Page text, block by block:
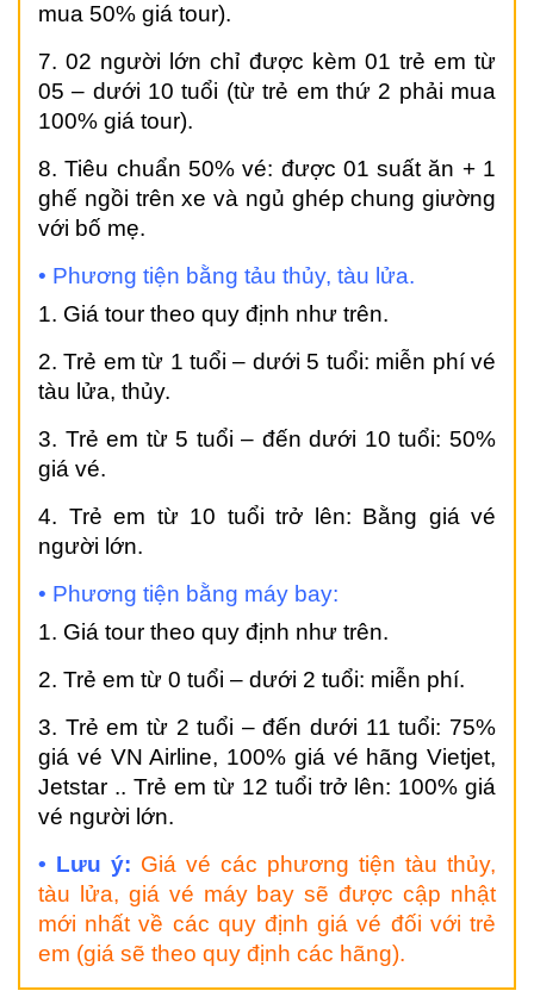
mua 50% giá tour).
7. 02 người lớn chỉ được kèm 01 trẻ em từ
05 – dưới 10 tuổi (từ trẻ em thứ 2 phải mua
100% giá tour).
8. Tiêu chuẩn 50% vé: được 01 suất ăn + 1
ghế ngồi trên xe và ngủ ghép chung giường
với bố mẹ.
• Phương tiện bằng tảu thủy, tàu lửa.
1. Giá tour theo quy định như trên.
2. Trẻ em từ 1 tuổi – dưới 5 tuổi: miễn phí vé
tàu lửa, thủy.
3. Trẻ em từ 5 tuổi – đến dưới 10 tuổi: 50%
giá vé.
4. Trẻ em từ 10 tuổi trở lên: Bằng giá vé
người lớn.
• Phương tiện bằng máy bay:
1. Giá tour theo quy định như trên.
2. Trẻ em từ 0 tuổi – dưới 2 tuổi: miễn phí.
3. Trẻ em từ 2 tuổi – đến dưới 11 tuổi: 75%
giá vé VN Airline, 100% giá vé hãng Vietjet,
Jetstar .. Trẻ em từ 12 tuổi trở lên: 100% giá
vé người lớn.
• Lưu ý: Giá vé các phương tiện tàu thủy,
tàu lửa, giá vé máy bay sẽ được cập nhật
mới nhất về các quy định giá vé đối với trẻ
em (giá sẽ theo quy định các hãng).